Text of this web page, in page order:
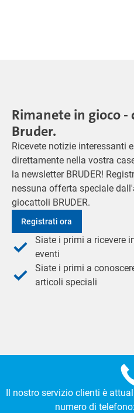
Rimanete in gioco
Bruder.
Ricevete notizie interessanti
direttamente nella vostra
la newsletter BRUDER!
nessuna offerta speciale
giocattoli BRUDER.
Registrati ora
Siate i primi a ricevere
eventi
Siate i primi a
articoli speciali
Il nostro servizio clienti è
numero di telefono: